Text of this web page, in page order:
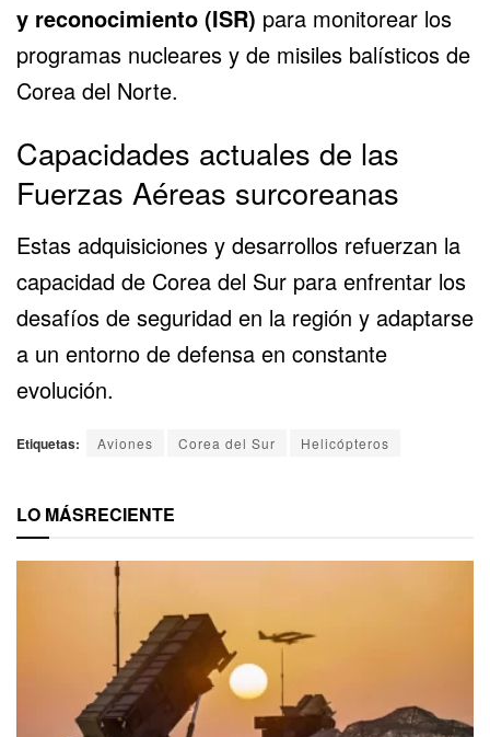
y reconocimiento (ISR) para monitorear los
programas nucleares y de misiles balísticos de
Corea del Norte.
Capacidades actuales de las
Fuerzas Aéreas surcoreanas
Estas adquisiciones y desarrollos refuerzan la
capacidad de Corea del Sur para enfrentar los
desafíos de seguridad en la región y adaptarse
a un entorno de defensa en constante
evolución.
Etiquetas: Aviones Corea del Sur Helicópteros
LO MÁSRECIENTE